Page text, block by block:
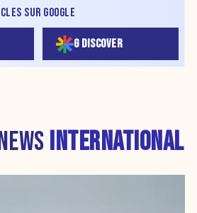
SUR GOOGLE
G DISCOVER
INTERNATIONAL